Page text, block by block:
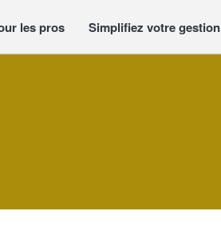
les pros Simplifiez votre gestion